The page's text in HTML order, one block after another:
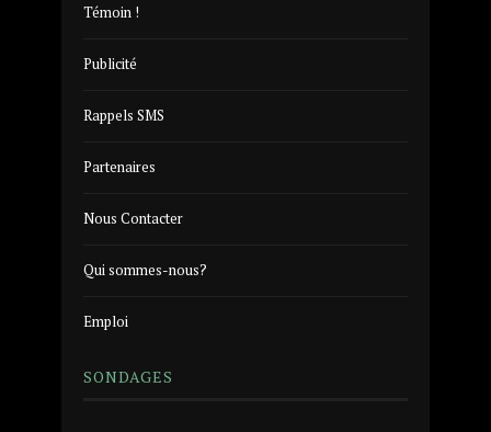
Témoin !
Publicité
Rappels SMS
Partenaires
Nous Contacter
Qui sommes-nous?
Emploi
SONDAGES